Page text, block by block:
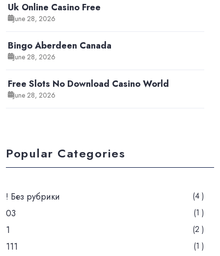
Uk Online Casino Free
June 28, 2026
Bingo Aberdeen Canada
June 28, 2026
Free Slots No Download Casino World
June 28, 2026
Popular Categories
! Без рубрики (4 )
03 (1 )
1 (2 )
111 (1 )